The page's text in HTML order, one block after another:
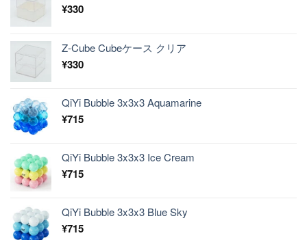
¥330
Z-Cube Cubeケース クリア
¥330
QiYi Bubble 3x3x3 Aquamarine
¥715
QiYi Bubble 3x3x3 Ice Cream
¥715
QiYi Bubble 3x3x3 Blue Sky
¥715